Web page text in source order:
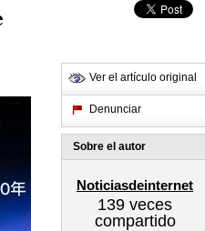
Ver el artículo original
Denunciar
Sobre el autor
Noticiasdeinternet
139 veces
compartido